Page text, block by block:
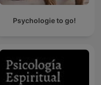
Psychologie to go!